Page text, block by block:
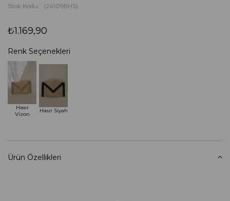
Stok Kodu (241098HS)
₺1.169,90
Renk Seçenekleri
Hasır
Vizon
Hasır Siyah
Ürün Özellikleri